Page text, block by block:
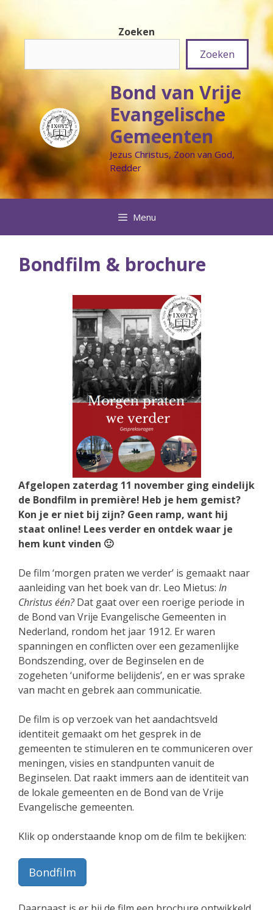
naar
de
Zoeken
Zoeken
Bond van Vrije
Evangelische
Gemeenten
Jezus Christus, Zoon van God,
Redder
Menu
Bondfilm & brochure
Afgelopen zaterdag 11 november ging eindelijk
de Bondfilm in première! Heb je hem gemist?
Kon je er niet bij zijn? Geen ramp, want hij
staat online! Lees verder en ontdek waar je
hem kunt vinden 🙂
De film ‘morgen praten we verder’ is gemaakt naar
aanleiding van het boek van dr. Leo Mietus: In
Christus één?Dat gaat over een roerige periode in
de Bond van Vrije Evangelische Gemeenten in
Nederland, rondom het jaar 1912. Er waren
spanningen en conflicten over een gezamenlijke
Bondszending, over de Beginselen en de
zogeheten ‘uniforme belijdenis’, en er was sprake
van macht en gebrek aan communicatie.
De film is op verzoek van het aandachtsveld
identiteit gemaakt om het gesprek in de
gemeenten te stimuleren en te communiceren over
meningen, visies en standpunten vanuit de
Beginselen. Dat raakt immers aan de identiteit van
de lokale gemeenten en de Bond van de Vrije
Evangelische gemeenten.
Klik op onderstaande knop om de film te bekijken:
Bondfilm